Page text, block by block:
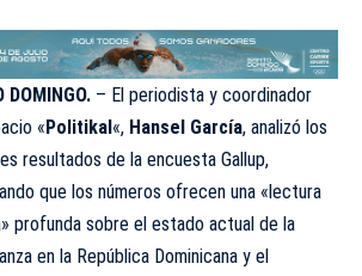
DOMINGO. – El periodista y coordinador
«Politikal«, Hansel García, analizó los
resultados de la encuesta Gallup,
que los números ofrecen una «lectura
profunda sobre el estado actual de la
en la República Dominicana y el